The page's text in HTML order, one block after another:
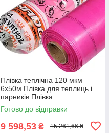
Плівка теплічна 120 мкм
6х50м Плівка для теплиць і
парників Плівка
поліетиленова рожева Плівка
Shadow
Готово до відправки
9 598,53 ₴ 15 261,66 ₴